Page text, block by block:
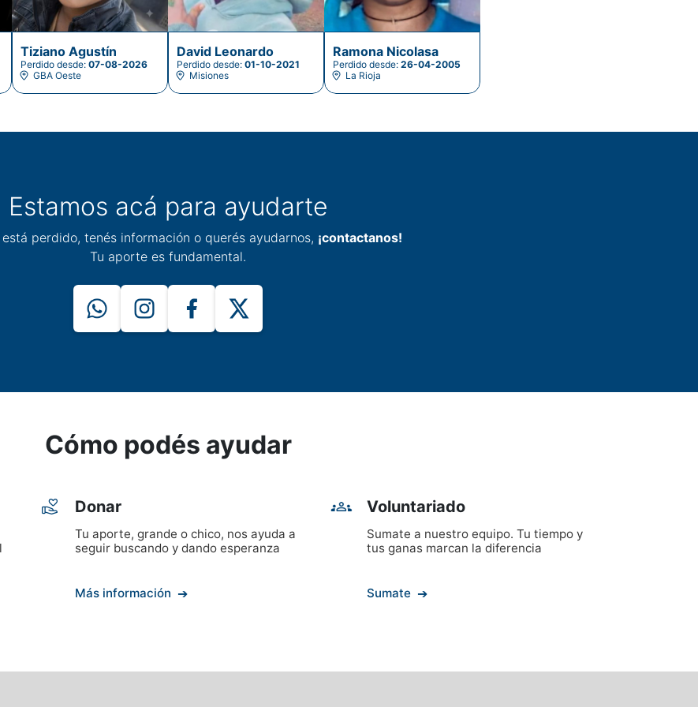
Tiziano Agustín
Perdido desde: 07-08-2026
GBA Oeste
David Leonardo
Perdido desde: 01-10-2021
Misiones
Ramona Nicolasa
Perdido desde: 26-04-2005
La Rioja
Estamos acá para ayudarte
perdido, tenés información o querés ayudarnos, ¡contactanos!
Tu aporte es fundamental.
Cómo podés ayudar
Donar
Tu aporte, grande o chico, nos ayuda a
seguir buscando y dando esperanza
Más información
Voluntariado
Sumate a nuestro equipo. Tu tiempo y
tus ganas marcan la diferencia
Sumate